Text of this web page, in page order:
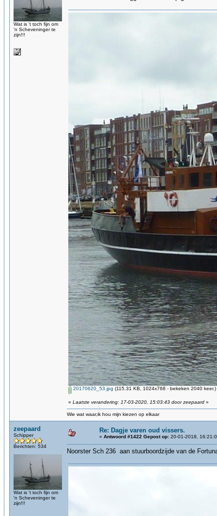
Wat is 't toch fijn om
'n Scheveninger te
zijn!!!
20170620_53.jpg (115.31 KB, 1024x768 - bekeken 2040 keer.)
« Laatste verandering: 17-03-2020, 15:03:43 door zeepaard »
Wie wat waar,ik hou mijn kiezen op elkaar
zeepaard
Schipper
Berichten: 534
Wat is 't toch fijn om
'n Scheveninger te
zijn!!!
Re: Dagje varen oud vissers.
« Antwoord #1422 Gepost op: 20-01-2018,
Noorster Sch 236 aan stuurboordzijde van de